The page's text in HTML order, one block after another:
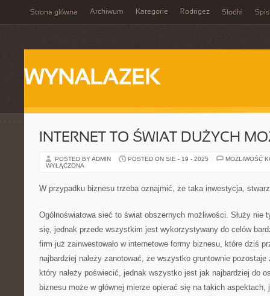
Strona główna Archiwum Kategorie Rodrigez Słodki Spis
WYNALAZEK
INTERNET TO ŚWIAT DUŻYCH
POSTED BY ADMIN POSTED ON SIE - 19 - 2025
MOŻLIWOŚĆ
WYŁĄCZONA
W przypadku biznesu trzeba oznajmić, że taka inwestycja,
Ogólnoświatowa sieć to świat obszernych możliwości. Służy nie
się, jednak przede wszystkim jest wykorzystywany do celów
firm już zainwestowało w internetowe formy biznesu, które dziś
najbardziej należy zanotować, że wszystko gruntownie
który należy poświecić, jednak wszystko jest jak najbardziej do
biznesu może w głównej mierze opierać się na takich aspektach,